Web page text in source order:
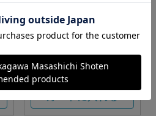
Sサイズ